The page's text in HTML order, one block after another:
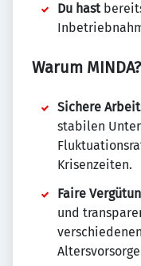
Du hast
Warum MINDA?
Sichere
stabilen
Krisenzeiten.
Faire
und